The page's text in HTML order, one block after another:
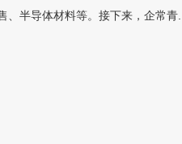
半导体材料等。接下来，企常青...